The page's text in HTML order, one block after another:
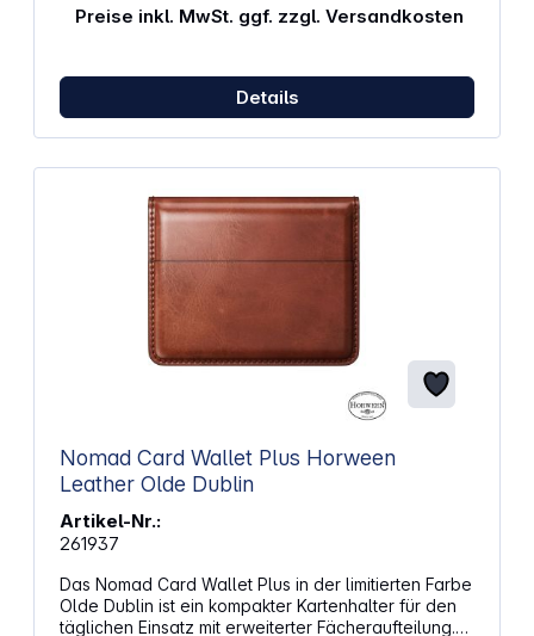
aktuellen Endgeräten 1x USB‑A mit QC 3.0 erweitert
die Anschlussmöglichkeiten für ältere Modelle PPS
geeigneten Geräten für mehr Effizienz sorgt
TFT‑Display zeigt durchgehend die Leistung der
aktiven Ports an und erleichtert die Kontrolle
Feuerfestes PC‑Gehäuse unterstützt einen sicheren
Leistungsverteilung: USB‑C1 + USB‑C2: USB‑C1 bis
65 W, USB‑C2 bis 30 W USB‑C1 + USB‑A: USB‑C1 bis
65 W, USB‑A bis 30 W USB‑C2 + USB‑A: beide
zusammen bis 15 W (shared) USB‑C1 + USB‑C2 +
USB‑A: USB‑C1 bis 65 W, USB‑C2 + USB‑A
zusammen bis 15 W (shared)
Preise inkl. MwSt. ggf. zzgl. Versandkosten
Details
Nomad Card Wallet Plus Horween
Leather Olde Dublin
Artikel-Nr.:
261937
Das Nomad Card Wallet Plus in der limitierten Farbe
Olde Dublin ist ein kompakter Kartenhalter für den
täglichen Einsatz mit erweiterter Fächeraufteilung.